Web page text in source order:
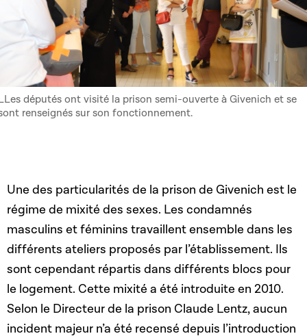
députés ont visité la prison semi-ouverte à Givenich et se
renseignés sur son fonctionnement.
Une des particularités de la prison de Givenich est le
régime de mixité des sexes. Les condamnés
masculins et féminins travaillent ensemble dans les
différents ateliers proposés par l’établissement. Ils
sont cependant répartis dans différents blocs pour
le logement. Cette mixité a été introduite en 2010.
Selon le Directeur de la prison Claude Lentz, aucun
incident majeur n’a été recensé depuis l’introduction